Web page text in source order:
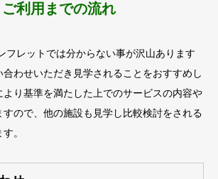
ご利用までの流れ
フレットでは分からない事が沢山あります
わせいただき見学されることをおすすめし
より基準を満たした上でのサービスの内容や
ので、他の施設も見学し比較検討をされる
。